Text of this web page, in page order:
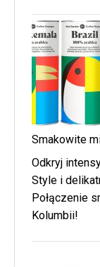
Smakowite
Odkryj
Style i
Połączenie
Kolumbii!